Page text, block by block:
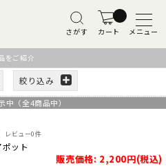
さがす カート メニュー
をご紹介
絞り込み
中（全4商品中）
レビュー0件
ット
販売価格: 2,200円(税込)